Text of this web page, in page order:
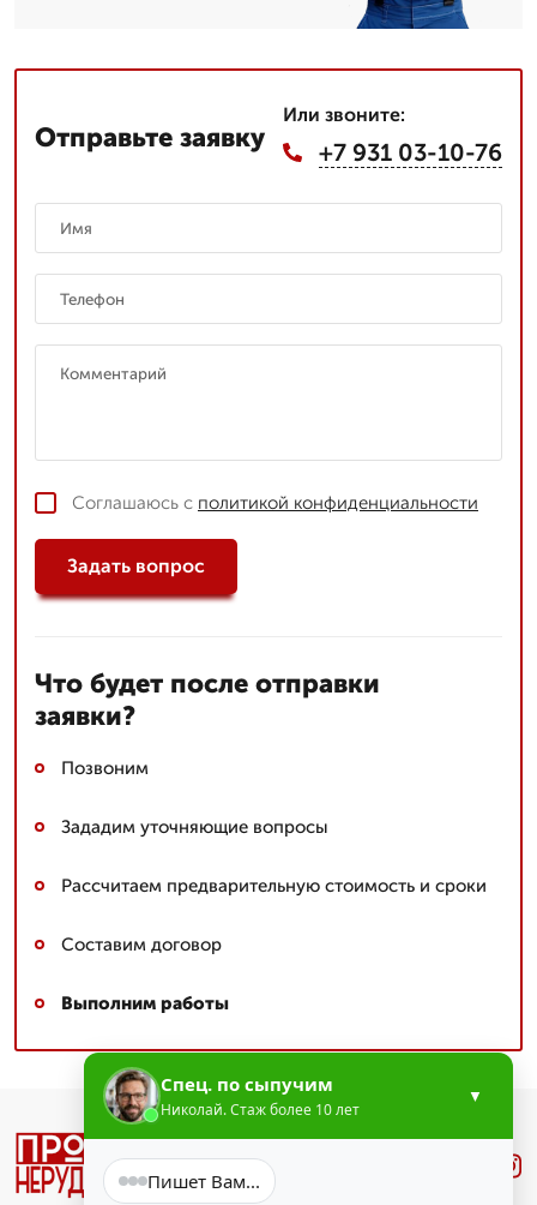
Отправьте заявку
Или звоните:
+7 931 03-10-76
Соглашаюсь с политикой конфиденциальности
Задать вопрос
Что будет после отправки
заявки?
Позвоним
Зададим уточняющие вопросы
Рассчитаем предварительную стоимость и сроки
Составим договор
Выполним работы
Лучше.Звони
Спец. по сыпучим
Николай. Стаж более 10 лет
▼
Пишет Вам...